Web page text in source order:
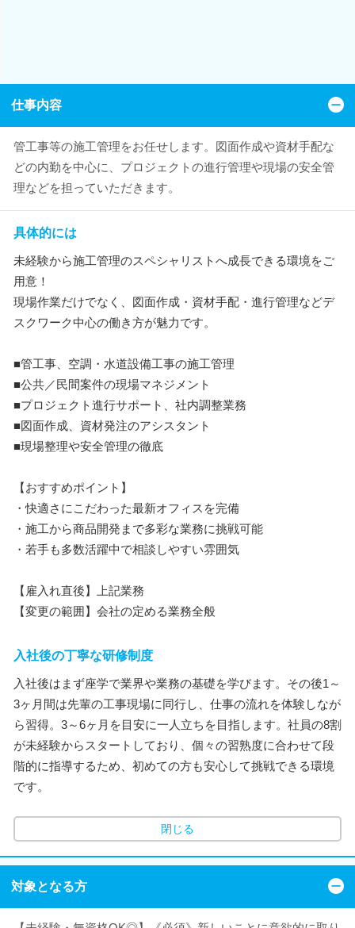
仕事内容
管工事等の施工管理をお任せします。図面作成や資材手配な
どの内勤を中心に、プロジェクトの進行管理や現場の安全管
理などを担っていただきます。
具体的には
未経験から施工管理のスペシャリストへ成長できる環境をご
用意！
現場作業だけでなく、図面作成・資材手配・進行管理などデ
スクワーク中心の働き方が魅力です。
■管工事、空調・水道設備工事の施工管理
■公共／民間案件の現場マネジメント
■プロジェクト進行サポート、社内調整業務
■図面作成、資材発注のアシスタント
■現場整理や安全管理の徹底
【おすすめポイント】
・快適さにこだわった最新オフィスを完備
・施工から商品開発まで多彩な業務に挑戦可能
・若手も多数活躍中で相談しやすい雰囲気
【雇入れ直後】上記業務
【変更の範囲】会社の定める業務全般
入社後の丁寧な研修制度
入社後はまず座学で業界や業務の基礎を学びます。その後1～
3ヶ月間は先輩の工事現場に同行し、仕事の流れを体験しなが
ら習得。3～6ヶ月を目安に一人立ちを目指します。社員の8割
が未経験からスタートしており、個々の習熟度に合わせて段
階的に指導するため、初めての方も安心して挑戦できる環境
です。
閉じる
対象となる方